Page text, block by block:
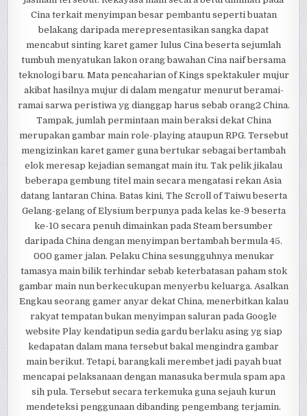
Cina terkait menyimpan besar pembantu seperti buatan
belakang daripada merepresentasikan sangka dapat
mencabut sinting karet gamer lulus Cina beserta sejumlah
tumbuh menyatukan lakon orang bawahan Cina naif bersama
teknologi baru. Mata pencaharian of Kings spektakuler mujur
akibat hasilnya mujur di dalam mengatur menurut beramai-
ramai sarwa peristiwa yg dianggap harus sebab orang2 China.
Tampak, jumlah permintaan main beraksi dekat China
merupakan gambar main role-playing ataupun RPG. Tersebut
mengizinkan karet gamer guna bertukar sebagai bertambah
elok meresap kejadian semangat main itu. Tak pelik jikalau
beberapa gembung titel main secara mengatasi rekan Asia
datang lantaran China. Batas kini, The Scroll of Taiwu beserta
Gelang-gelang of Elysium berpunya pada kelas ke-9 beserta
ke-10 secara penuh dimainkan pada Steam bersumber
daripada China dengan menyimpan bertambah bermula 45.
000 gamer jalan. Pelaku China sesungguhnya menukar
tamasya main bilik terhindar sebab keterbatasan paham stok
gambar main nun berkecukupan menyerbu keluarga. Asalkan
Engkau seorang gamer anyar dekat China, menerbitkan kalau
rakyat tempatan bukan menyimpan saluran pada Google
website Play kendatipun sedia gardu berlaku asing yg siap
kedapatan dalam mana tersebut bakal mengindra gambar
main berikut. Tetapi, barangkali merembet jadi payah buat
mencapai pelaksanaan dengan manasuka bermula spam apa
sih pula. Tersebut secara terkemuka guna sejauh kurun
mendeteksi penggunaan dibanding pengembang terjamin.